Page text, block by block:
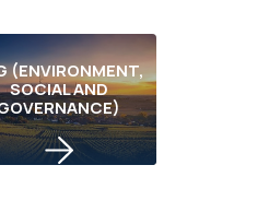
(ENVIRONMENT,
SOCIAL AND